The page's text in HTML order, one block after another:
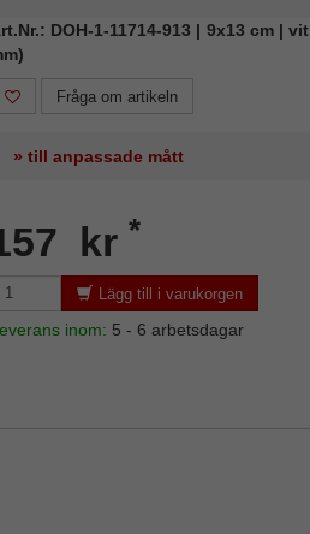
DOH-1-11714-913 | 9x13 cm |
Fråga om artikeln
» till anpassade mått
kr *
Lägg till i varukorgen
inom: 5 - 6 arbetsdagar